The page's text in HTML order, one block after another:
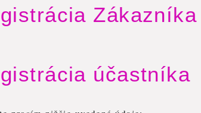
Zákazníka
účastníka